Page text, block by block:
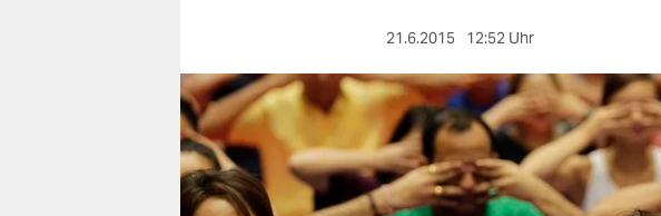
berlin
nord
21.6.2015 12:52 Uhr